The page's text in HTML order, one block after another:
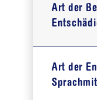
Art der
Art der